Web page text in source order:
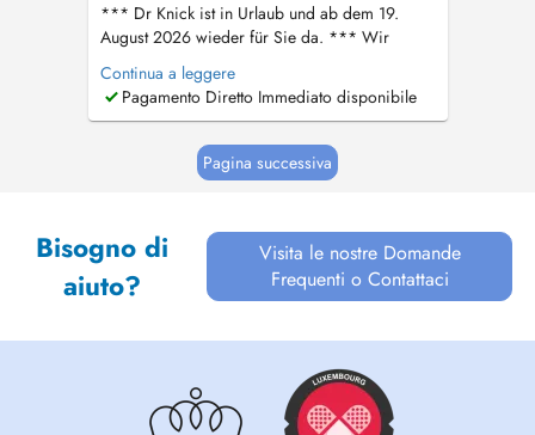
*** Dr Knick ist in Urlaub und ab dem 19.
August 2026 wieder für Sie da. *** Wir
rechnen alle zugelassenen Zahnbehandlungen
und Radiologieleistungen direkt über Ihre
Krankenkasse ab. Leistungen / Prestations: -
orale complète - Schmerzbehandl...
Continua a leggere
Pagamento Diretto Immediato disponibile
Pagina successiva
Bisogno di
aiuto?
Visita le nostre Domande
Frequenti o Contattaci